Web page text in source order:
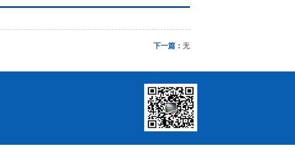
下一篇： 无